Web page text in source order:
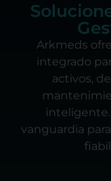
Arkmeds
integrado
activos,
vanguardia